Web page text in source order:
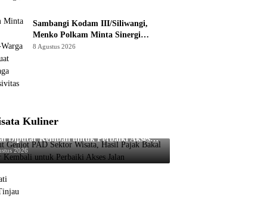
Sambangi Kodam III/Siliwangi,
Menko Polkam Minta Sinergi
Aparat-Warga Diperkuat demi Jaga
8 Agustus 2026
Kuliner
Genjot PAD Sektor Wisata, Hasil Pajak
Diputar Kembali untuk Perbaiki Akses
2026